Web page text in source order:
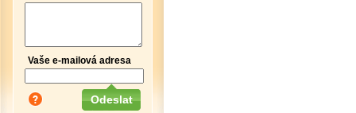
Vaše e-mailová adresa